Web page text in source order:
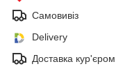
Самовивіз
Delivery
Доставка кур'єром